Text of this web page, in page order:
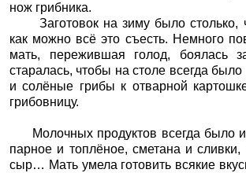
нож грибника.
Заготовок на зиму было столько,
как можно всё это съесть. Немного
мать, пережившая голод, боялась
старалась, чтобы на столе всегда
и солёные грибы к отварной
грибовницу.
Молочных продуктов всегда было
парное и топлёное, сметана и сливки,
сыр… Мать умела готовить всякие